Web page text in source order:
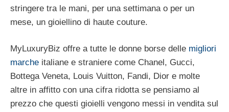
stringere tra le mani, per una settimana o per un
mese, un gioiellino di haute couture.
MyLuxuryBiz offre a tutte le donne borse delle migliori
marche italiane e straniere come Chanel, Gucci,
Bottega Veneta, Louis Vuitton, Fandi, Dior e molte
altre in affitto con una cifra ridotta se pensiamo al
prezzo che questi gioielli vengono messi in vendita sul